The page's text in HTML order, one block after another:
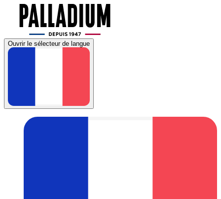
Ouvrir le sélecteur de langue